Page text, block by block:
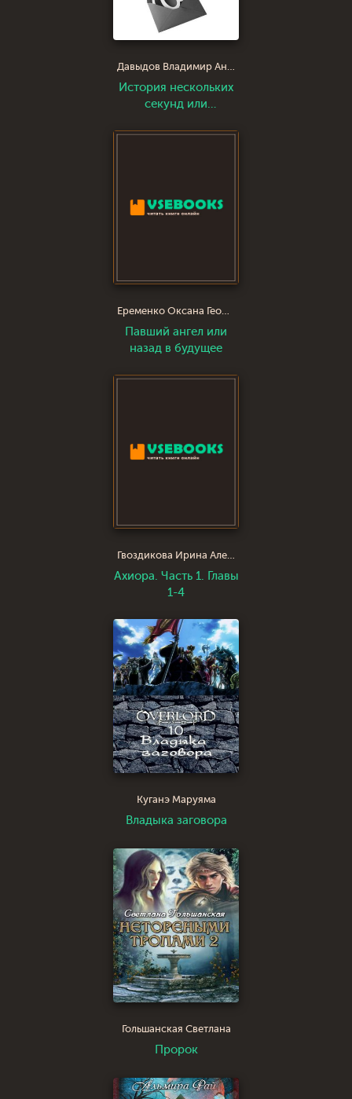
Давыдов Владимир Анатольевич
История нескольких
секунд или
письма
Еременко Оксана Георгиевна
Павший ангел или
назад в будущее
Гвоздикова Ирина Александровна gvozdikova
Ахиора. Часть 1. Главы
1-4
Куганэ Маруяма
Владыка заговора
Гольшанская Светлана
Пророк